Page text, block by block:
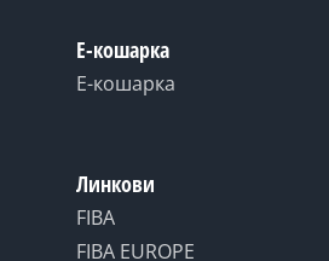
Е-кошарка
Е-кошарка
Линкови
FIBA
FIBA EUROPE